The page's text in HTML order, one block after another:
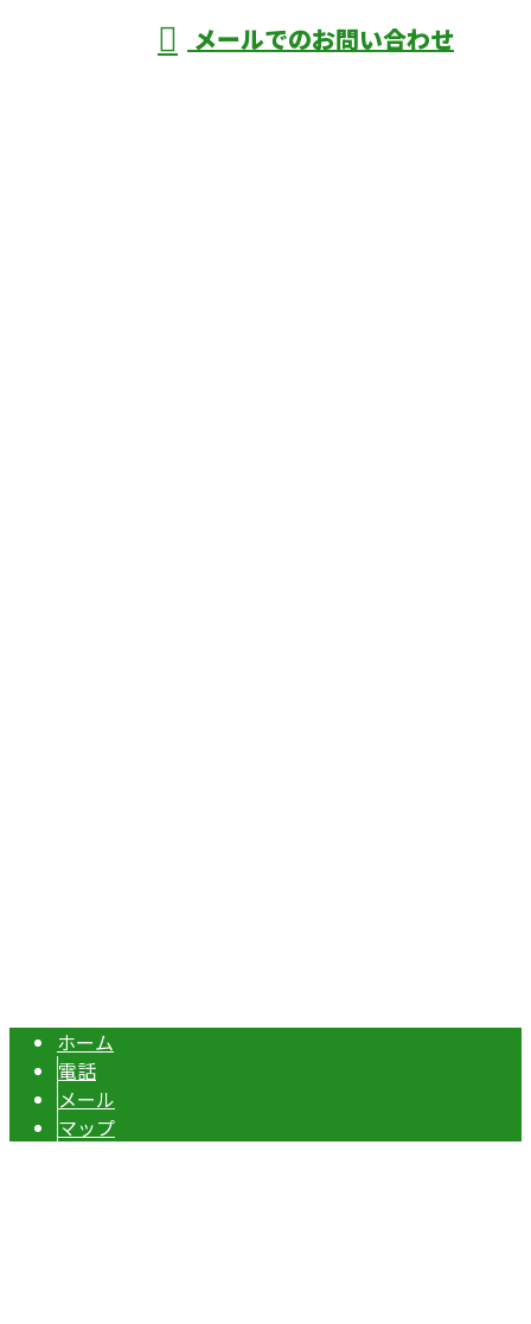
メールでのお問い合わせ
ホーム
電話
メール
マップ